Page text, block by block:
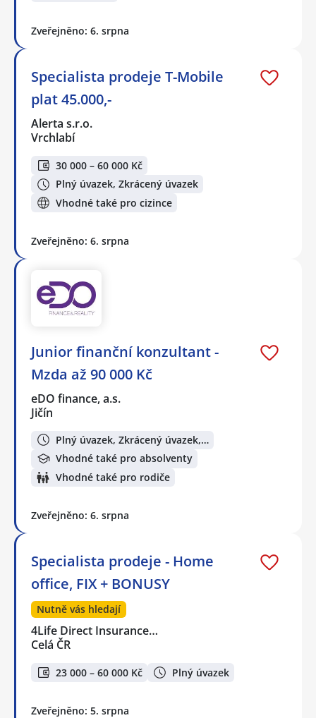
Zveřejněno: 6. srpna
Specialista prodeje T-Mobile
plat 45.000,-
Alerta s.r.o.
Vrchlabí
30 000 – 60 000 Kč
Plný úvazek, Zkrácený úvazek
Vhodné také pro cizince
Zveřejněno: 6. srpna
Junior finanční konzultant -
Mzda až 90 000 Kč
eDO finance, a.s.
Jičín
Plný úvazek, Zkrácený úvazek,…
Vhodné také pro absolventy
Vhodné také pro rodiče
Zveřejněno: 6. srpna
Specialista prodeje - Home
office, FIX + BONUSY
Nutně vás hledají
4Life Direct Insurance…
Celá ČR
23 000 – 60 000 Kč Plný úvazek
Zveřejněno: 5. srpna